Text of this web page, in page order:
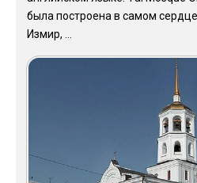
была построена в самом
Измир, ...